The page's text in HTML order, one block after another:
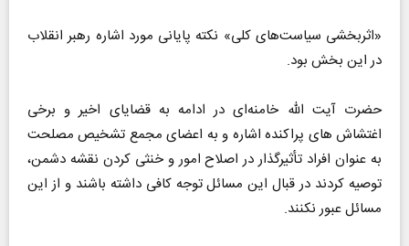
«اثربخشی سیاست‌های کلی» نکته پایانی مورد اشاره رهبر انقلاب
در این بخش بود.
حضرت آیت الله خامنه‌ای در ادامه به قضایای اخیر و برخی
اغتشاش‌ های پراکنده اشاره و به اعضای مجمع تشخیص مصلحت
به عنوان افراد تأثیرگذار در اصلاح امور و خنثی کردن نقشه دشمن،
توصیه کردند در قبال این مسائل توجه کافی داشته باشند و از این
مسائل عبور نکنند.